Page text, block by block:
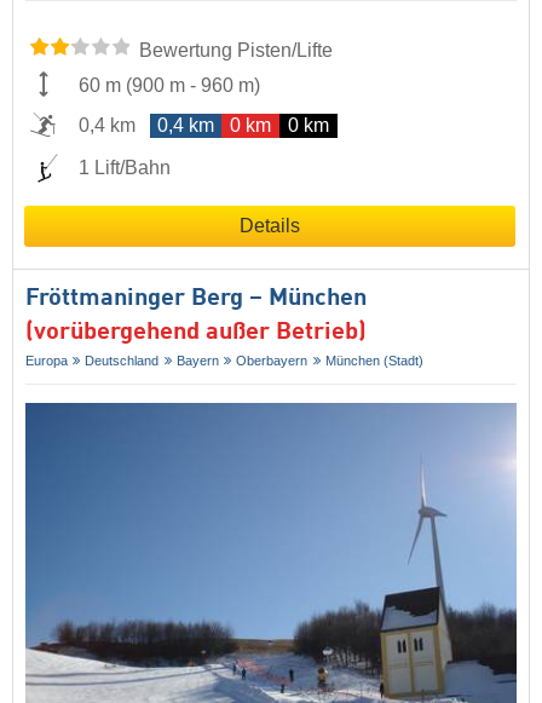
Bewertung Pisten/Lifte
60 m (900 m - 960 m)
0,4 km
0,4 km 0 km 0 km
1 Lift/Bahn
Details
Fröttmaninger Berg – München
(vorübergehend außer Betrieb)
Europa Deutschland Bayern Oberbayern München (Stadt)